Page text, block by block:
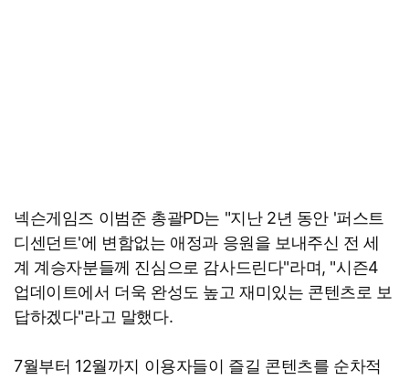
넥슨게임즈 이범준 총괄PD는 "지난 2년 동안 '퍼스트
디센던트'에 변함없는 애정과 응원을 보내주신 전 세
계 계승자분들께 진심으로 감사드린다"라며, "시즌4
업데이트에서 더욱 완성도 높고 재미있는 콘텐츠로 보
답하겠다"라고 말했다.
7월부터 12월까지 이용자들이 즐길 콘텐츠를 순차적